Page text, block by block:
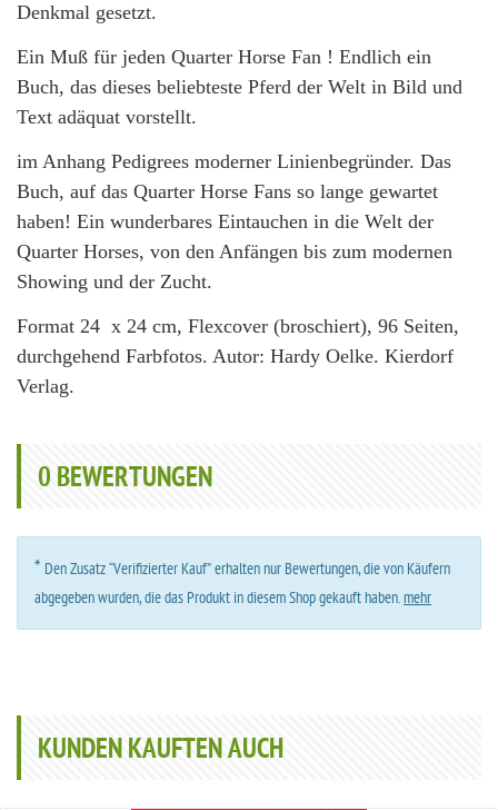
Denkmal gesetzt.
Ein Muß für jeden Quarter Horse Fan ! Endlich ein
Buch, das dieses beliebteste Pferd der Welt in Bild und
Text adäquat vorstellt.
im Anhang Pedigrees moderner Linienbegründer. Das
Buch, auf das Quarter Horse Fans so lange gewartet
haben! Ein wunderbares Eintauchen in die Welt der
Quarter Horses, von den Anfängen bis zum modernen
Showing und der Zucht.
Format 24 x 24 cm, Flexcover (broschiert), 96 Seiten,
durchgehend Farbfotos. Autor: Hardy Oelke. Kierdorf
Verlag.
0 BEWERTUNGEN
* Den Zusatz “Verifizierter Kauf” erhalten nur Bewertungen, die von Käufern
abgegeben wurden, die das Produkt in diesem Shop gekauft haben.mehr
KUNDEN KAUFTEN AUCH